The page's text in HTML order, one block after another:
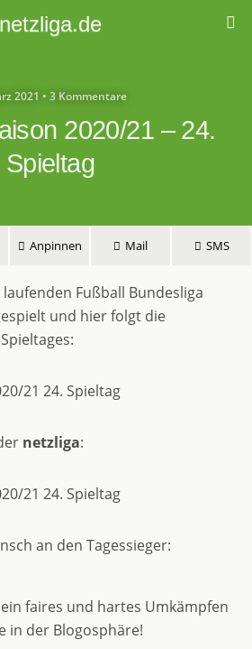
netzliga.de
2021 • 3 Kommentare
2020/21 – 24.
Spieltag
Anpinnen Mail SMS
Fußball Bundesliga
und hier folgt die
netzliga:
an den Tagessieger:
faires und hartes Umkämpfen
in der Blogosphäre!